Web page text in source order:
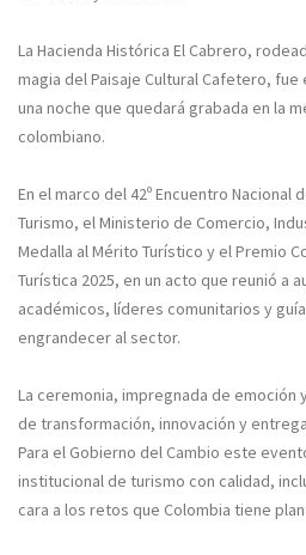
La Hacienda Histórica El Cabrero,
magia del Paisaje Cultural Cafetero,
una noche que quedará grabada en la
colombiano.
En el marco del 42º Encuentro
Turismo, el Ministerio de Comercio,
Medalla al Mérito Turístico y el Premio
Turística 2025, en un acto que reunió a
académicos, líderes comunitarios y
engrandecer al sector.
La ceremonia, impregnada de emoción
de transformación, innovación y
Para el Gobierno del Cambio este
institucional de turismo con calidad,
cara a los retos que Colombia tiene